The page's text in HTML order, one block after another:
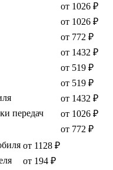
от 1026 ₽
от 1026 ₽
от 772 ₽
от 1432 ₽
от 519 ₽
от 519 ₽
от 1432 ₽
передач
от 1026 ₽
от 772 ₽
от 1128 ₽
от 194 ₽